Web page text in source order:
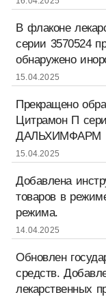
В флаконе
серии 3570524
обнаружено
15.04.2025
Прекращено
Цитрамон П
ДАЛЬХИМФАРМ
15.04.2025
Добавлена
товаров в
режима.
14.04.2025
Обновлен
средств.
лекарственных